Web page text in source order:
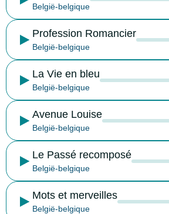
België-belgique
Profession Romancier
België-belgique
La Vie en bleu
België-belgique
Avenue Louise
België-belgique
Le Passé recomposé
België-belgique
Mots et merveilles
België-belgique